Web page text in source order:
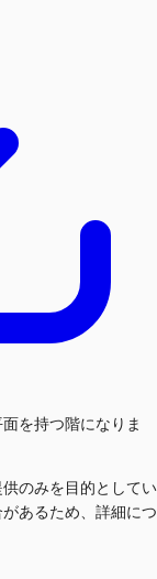
を持つ階になりま
のみを目的としてい
あるため、詳細につ